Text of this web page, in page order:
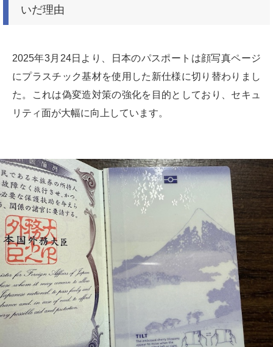
いだ理由
2025年3月24日より、日本のパスポートは顔写真ページ
にプラスチック基材を使用した新仕様に切り替わりまし
た。これは偽変造対策の強化を目的としており、セキュ
リティ面が大幅に向上しています。